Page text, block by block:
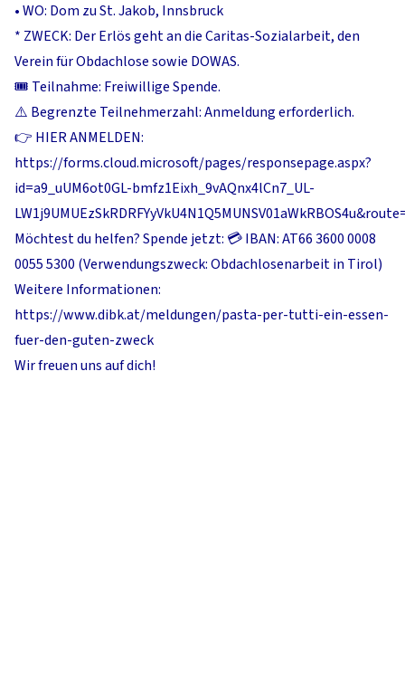
•WO: Dom zu St. Jakob, Innsbruck
* ⁠ZWECK: Der Erlös geht an die Caritas-Sozialarbeit, den
Verein für Obdachlose sowie DOWAS.
🎟️ Teilnahme: Freiwillige Spende.
⚠️ Begrenzte Teilnehmerzahl: Anmeldung erforderlich.
👉 HIER ANMELDEN:
https://forms.cloud.microsoft/pages/responsepage.aspx?
id=a9_uUM6ot0GL-bmfz1Eixh_9vAQnx4lCn7_UL-
Möchtest du helfen? Spende jetzt: 💳 IBAN: AT66 3600 0008
0055 5300 (Verwendungszweck: Obdachlosenarbeit in Tirol)
Weitere Informationen:
https://www.dibk.at/meldungen/pasta-per-tutti-ein-essen-
fuer-den-guten-zweck
Wir freuen uns auf dich!